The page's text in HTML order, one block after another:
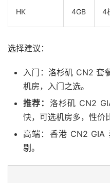
HK 4GB 4
选择建议：
入门：洛杉矶 CN2 套
机房，入门之选。
推荐： 洛杉矶 CN2
快，可选机房多，性价
高端：香港 CN2 GIA
剔。